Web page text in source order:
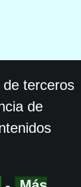
terceros
de